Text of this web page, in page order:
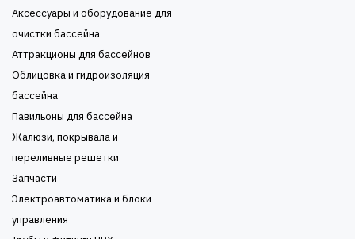
Аксессуары и оборудование для
очистки бассейна
Аттракционы для бассейнов
Облицовка и гидроизоляция
бассейна
Павильоны для бассейна
Жалюзи, покрывала и
переливные решетки
Запчасти
Электроавтоматика и блоки
управления